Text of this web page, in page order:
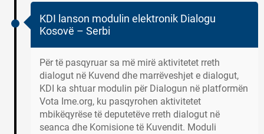
KDI lanson modulin elektronik Dialogu
Kosovë – Serbi
Për të pasqyruar sa më mirë aktivitetet rreth
dialogut në Kuvend dhe marrëveshjet e dialogut,
KDI ka shtuar modulin për Dialogun në platformën
Vota Ime.org, ku pasqyrohen aktivitetet
mbikëqyrëse të deputetëve rreth dialogut në
seanca dhe Komisione të Kuvendit. Moduli